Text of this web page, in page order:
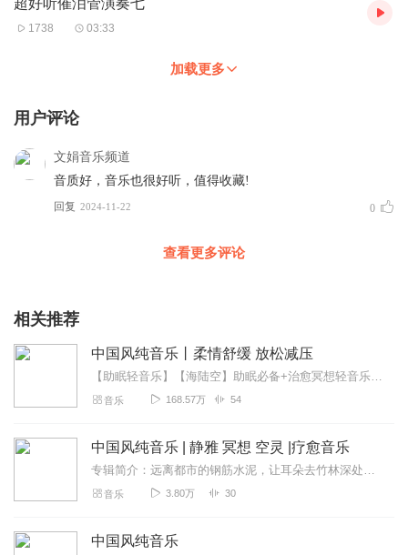
超好听催泪管演奏七
1738 03:33
加载更多
用户评论
文娟音乐频道
音质好，音乐也很好听，值得收藏!
回复 2024-11-22 0
查看更多评论
相关推荐
中国风纯音乐丨柔情舒缓 放松减压
【助眠轻音乐】【海陆空】助眠必备+治愈冥想轻音乐【大自然白噪音】静心助眠+减压催眠【听自然的音乐助你入眠】助眠古风音乐《中国风纯音乐》以安静，柔美，古香古色的意...
音乐 168.57万 54
中国风纯音乐 | 静雅 冥想 空灵 |疗愈音乐
专辑简介：远离都市的钢筋水泥，让耳朵去竹林深处深呼吸。本专辑精选多首疗愈系中国风纯音乐，以舒缓的节奏与空灵的音色，为您搭建一个冥想、阅读或助眠的精神庇护所。清脆...
音乐 3.80万 30
中国风纯音乐